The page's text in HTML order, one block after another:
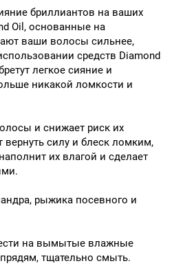
бриллиантов на ваших
Oil, основанные на
ваши волосы сильнее,
средств Diamond
легкое сияние и
никакой ломкости и
и снижает риск их
силу и блеск ломким,
их влагой и сделает
рыжика посевного и
на вымытые влажные
тщательно смыть.